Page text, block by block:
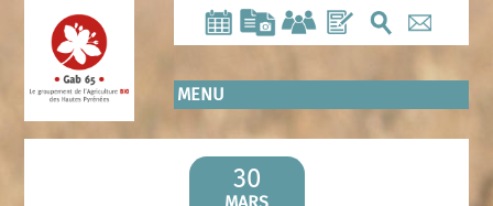
contenu
principal
MENU
30